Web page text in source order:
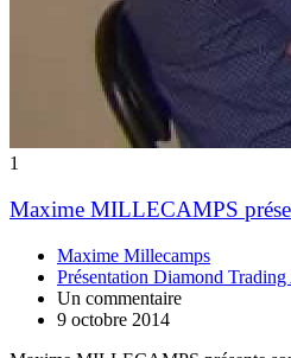
1
Maxime MILLECAMPS
Maxime Millecamps
Présentation Diamond
Un commentaire
9 octobre 2014